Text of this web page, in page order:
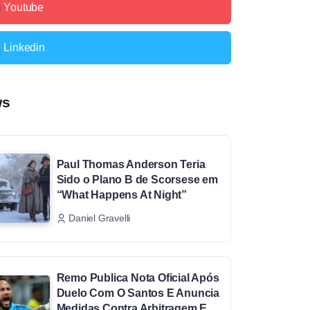
Youtube
Linkedin
Paul Thomas Anderson Teria
Sido o Plano B de Scorsese em
“What Happens At Night”
Daniel Gravelli
Remo Publica Nota Oficial Após
Duelo Com O Santos E Anuncia